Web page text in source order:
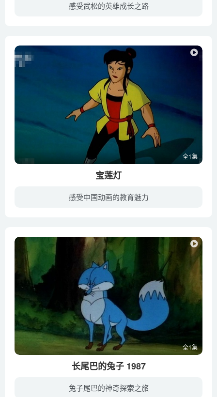
感受武松的英雄成长之路
全1集
宝莲灯
感受中国动画的教育魅力
全1集
长尾巴的兔子 1987
兔子尾巴的神奇探索之旅